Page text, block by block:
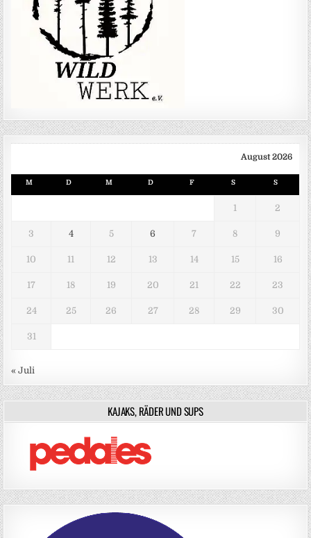
August 2026
M D M D F S S
1 2
3 4 5 6 7 8 9
10 11 12 13 14 15 16
17 18 19 20 21 22 23
24 25 26 27 28 29 30
31
« Juli
KAJAKS, RÄDER UND SUPS